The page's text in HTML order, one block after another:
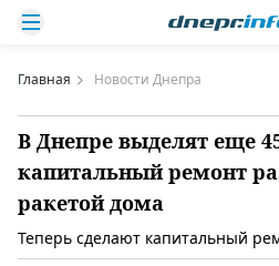
Главная Новости Днепра
В Днепре выделят еще
капитальный ремонт
ракетой дома
Теперь сделают капитальный